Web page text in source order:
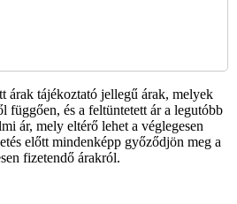
árak tájékoztató jellegű árak, melyek
függően, és a feltüntetett ár a legutóbb
ár, mely eltérő lehet a véglegesen
előtt mindenképp győződjön meg a
fizetendő árakról.